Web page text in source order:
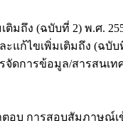
มถึง (ฉบับที่ 2) พ.ศ.
ก้ไขเพิ่มเติมถึง (ฉบับ
จัดการข้อมูล/สารสนเท
ตอบ การสอบสัมภาษณ์เ